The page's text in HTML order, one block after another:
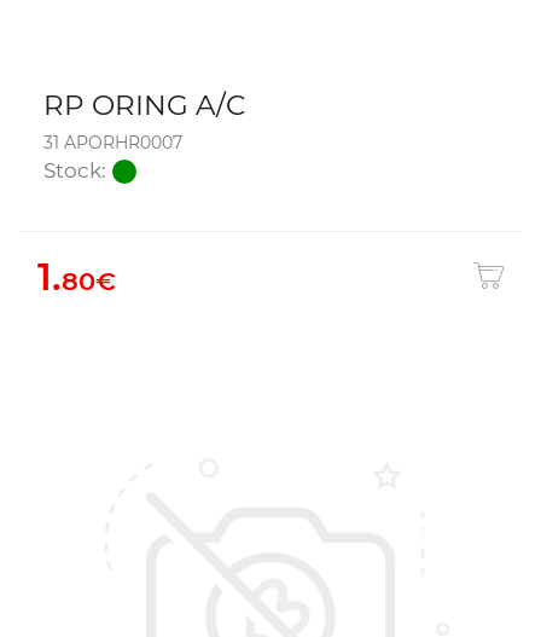
RP ORING A/C
31 APORHR0007
Stock:
1.80€